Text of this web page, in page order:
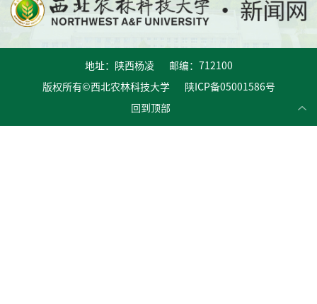
地址：陕西杨凌 邮编：712100
版权所有©西北农林科技大学 陕ICP备05001586号
回到顶部